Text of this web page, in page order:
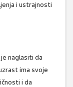
i ustrajnosti
je naglasiti da
ima svoje
i da